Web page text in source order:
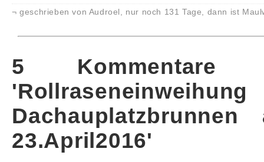
¬ geschrieben von Audroel, nur noch 131 Tage, dann ist
5 Kommentare
Dachauplatzbrunnen
23.April2016'